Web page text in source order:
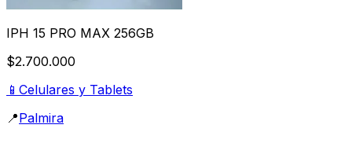
IPH 15 PRO MAX 256GB
$2.700.000
📱 Celulares y Tablets
📍Palmira